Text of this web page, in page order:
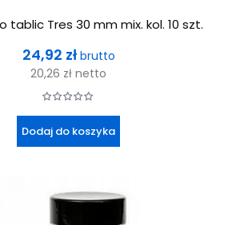
tablic Tres 30 mm mix. kol. 10 szt.
Cena
24,92 zł brutto
20,26 zł netto
Dodaj do koszyka